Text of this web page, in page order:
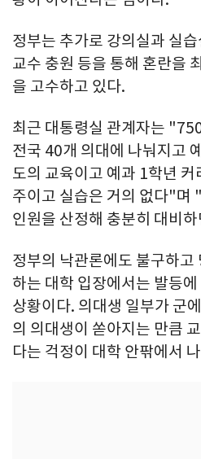
정부는 추가로 강의실과 실
교수 충원 등을 통해 혼란을
을 고수하고 있다.
최근 대통령실 관계자는
전국 40개 의대에 나눠지고
도의 교육이고 예과 1학년 커
주이고 실습은 거의 없다"며
인원을 산정해 충분히 대비
정부의 낙관론에도 불구하고
하는 대학 입장에서는 발등
상황이다. 의대생 일부가 군
의 의대생이 쏟아지는 만큼
다는 걱정이 대학 안팎에서